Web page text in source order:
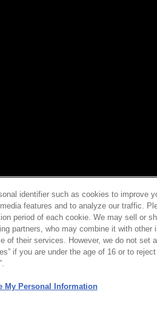
identifier such as cookies to improve
features and to analyze our traffic.
period of each cookie. We may sell or
partners, who may combine it with
of their services. However, we do not set
if you are under the age of 16 or to
My Personal Information